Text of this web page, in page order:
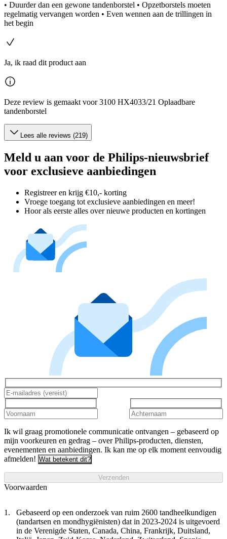
• Duurder dan een gewone tandenborstel • Opzetborstels moeten
regelmatig vervangen worden • Even wennen aan de trillingen in
het begin
Ja, ik raad dit product aan
Deze review is gemaakt voor 3100 HX4033/21 Oplaadbare
tandenborstel
Lees alle reviews (219)
Meld u aan voor de Philips-nieuwsbrief
voor exclusieve aanbiedingen
Registreer en krijg €10,- korting
Vroege toegang tot exclusieve aanbiedingen en meer!
Hoor als eerste alles over nieuwe producten en kortingen
Ik wil graag promotionele communicatie ontvangen – gebaseerd op
mijn voorkeuren en gedrag – over Philips-producten, diensten,
evenementen en aanbiedingen. Ik kan me op elk moment eenvoudig
afmelden! Wat betekent dit?
Verzenden
Voorwaarden
Gebaseerd op een onderzoek van ruim 2600 tandheelkundigen
(tandartsen en mondhygiënisten) dat in 2023-2024 is uitgevoerd
in de Verenigde Staten, Canada, China, Frankrijk, Duitsland,